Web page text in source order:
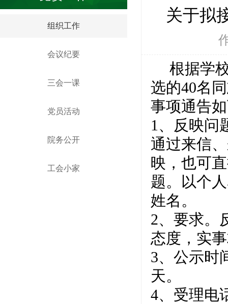
组织工作
会议纪要
三会一课
党员活动
院务公开
工会小家
关于拟
根据学
选的40名
事项通告
1、反映问
通过来信
映，也可
题。以个
姓名。
2、要求。
态度，实
3、公示时
天。
4、受理电